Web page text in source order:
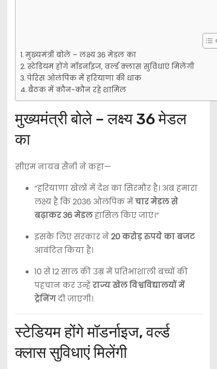
मुख्यमंत्री बोले – लक्ष्य 36 मेडल का
स्टेडियम होंगे मॉडर्नाइज, वर्ल्ड क्लास सुविधाएं मिलेंगी
पेरिस ओलंपिक में हरियाणा की धाक
बैठक में कौन-कौन रहे शामिल
मुख्यमंत्री बोले – लक्ष्य 36 मेडल
का
सीएम नायब सैनी ने कहा—
“हरियाणा खेलों में देश का सिरमौर है। अब हमारा
लक्ष्य है कि 2036 ओलंपिक मेंचार मेडल से
बढ़ाकर 36 मेडलहासिल किए जाएं।”
इसके लिए सरकार ने20 करोड़ रुपये का बजट
आवंटित किया है।
10 से 12 साल की उम्र में प्रतिभाशाली बच्चों की
पहचान कर उन्हेंराज्य खेल विश्वविद्यालयों में
ट्रेनिंगदी जाएगी।
स्टेडियम होंगे मॉडर्नाइज, वर्ल्ड
क्लास सुविधाएं मिलेंगी